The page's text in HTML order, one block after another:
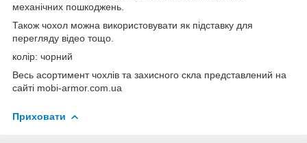
механічних пошкоджень.
Також чохол можна використовувати як підставку для
перегляду відео тощо.
колір: чорний
Весь асортимент чохлів та захисного скла представлений на
сайті mobi-armor.com.ua
Приховати